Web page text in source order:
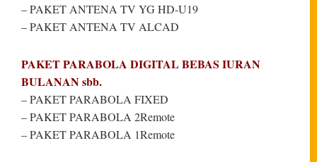
– PAKET ANTENA TV YG HD-U19
– PAKET ANTENA TV ALCAD
PAKET PARABOLA DIGITAL BEBAS IURAN
BULANAN sbb.
– PAKET PARABOLA FIXED
– PAKET PARABOLA 2Remote
– PAKET PARABOLA 1Remote